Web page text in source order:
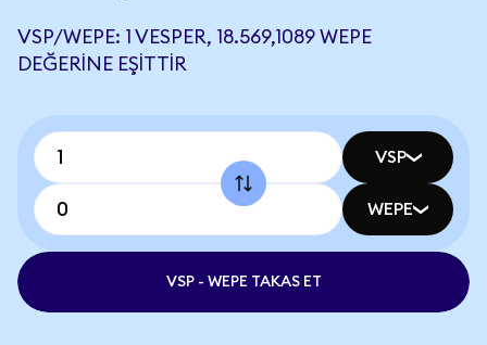
VSP/WEPE: 1 VESPER, 18.569,1089 WEPE
DEĞERINE EŞITTIR
VSP
WEPE
VSP - WEPE TAKAS ET